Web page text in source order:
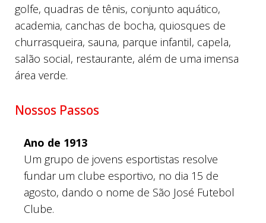
golfe, quadras de tênis, conjunto aquático,
academia, canchas de bocha, quiosques de
churrasqueira, sauna, parque infantil, capela,
salão social, restaurante, além de uma imensa
área verde.
Nossos Passos
Ano de 1913
Um grupo de jovens esportistas resolve
fundar um clube esportivo, no dia 15 de
agosto, dando o nome de São José Futebol
Clube.